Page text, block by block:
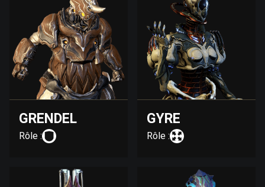
GRENDEL
Rôle :
GYRE
Rôle :